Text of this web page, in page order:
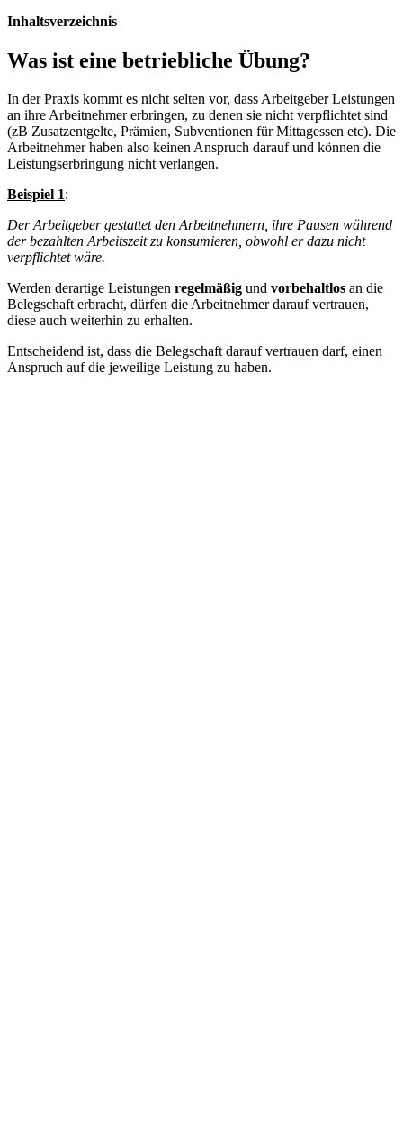
Inhaltsverzeichnis
Was ist eine betriebliche Übung?
In der Praxis kommt es nicht selten vor, dass Arbeitgeber Leistungen
an ihre Arbeitnehmer erbringen, zu denen sie nicht verpflichtet sind
(zB Zusatzentgelte, Prämien, Subventionen für Mittagessen etc). Die
Arbeitnehmer haben also keinen Anspruch darauf und können die
Leistungserbringung nicht verlangen.
Beispiel 1:
Der Arbeitgeber gestattet den Arbeitnehmern, ihre Pausen während
der bezahlten Arbeitszeit zu konsumieren, obwohl er dazu nicht
verpflichtet wäre.
Werden derartige Leistungen regelmäßig und vorbehaltlos an die
Belegschaft erbracht, dürfen die Arbeitnehmer darauf vertrauen,
diese auch weiterhin zu erhalten.
Entscheidend ist, dass die Belegschaft darauf vertrauen darf, einen
Anspruch auf die jeweilige Leistung zu haben.